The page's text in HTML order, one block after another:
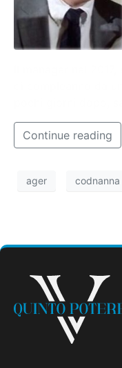
Continue reading
ager codnanna